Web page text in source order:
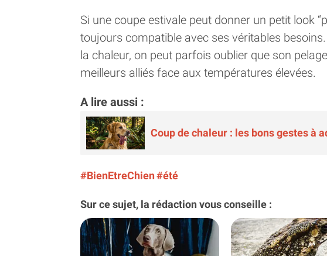
Si une coupe estivale peut donner un petit look
toujours compatible avec ses véritables
la chaleur, on peut parfois oublier que son
meilleurs alliés face aux températures élevées.
A lire aussi :
Coup de chaleur : les bons gestes à
#BienEtreChien#été
Sur ce sujet, la rédaction vous conseille :